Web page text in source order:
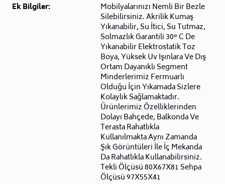
Ek Bilgiler:
Mobilyalarınızı Nemli Bir Bezle
Silebilirsiniz. Akrilik Kumaş
Yıkanabilir, Su İtici, Su Tutmaz,
Solmazlık Garantili 30° C De
Yıkanabilir Elektrostatik Toz
Boya, Yüksek Uv Işınlara Ve Dış
Ortam Dayanıklı Segment
Minderlerimiz Fermuarlı
Olduğu İçin Yıkamada Sizlere
Kolaylık Sağlamaktadır.
Ürünlerimiz Özelliklerinden
Dolayı Bahçede, Balkonda Ve
Terasta Rahatlıkla
Kullanılmakta Aynı Zamanda
Şık Görüntüleri İle İç Mekanda
Da Rahatlıkla Kullanabilirsiniz.
Tekli Ölçüsü 80X67X81 Sehpa
Ölçüsü 97X55X41